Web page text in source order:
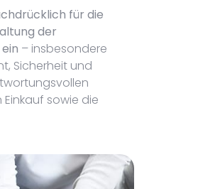
für die
der
– insbesondere
Sicherheit und
sowie die